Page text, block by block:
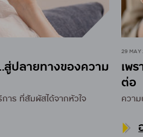
ปลายทางของความ
การ ที่สัมผัสได้จากหัวใจ
29 MAY
เพ
ต่อ
ความ